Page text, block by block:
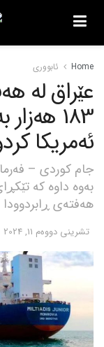
Home ئابووری
عێراق لە
183
ئەمریکا
جام کوردی –
بەوە داوە کە
هەفتەی ڕابردوودا 183 بەرمیلی ڕۆژانە بووە.
تشرینی دووه‌م 11, 2024